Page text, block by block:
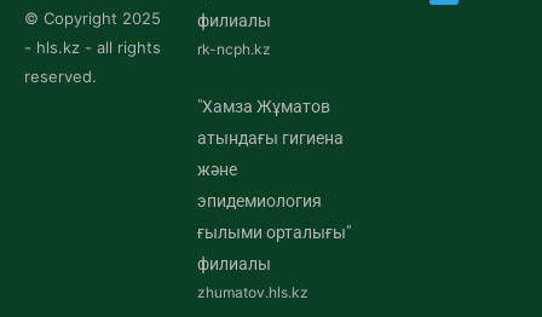
© Copyright 2025
- hls.kz - all rights
reserved.
филиалы
rk-ncph.kz
"Хамза Жұматов
атындағы гигиена
және
эпидемиология
ғылыми орталығы"
филиалы
zhumatov.hls.kz